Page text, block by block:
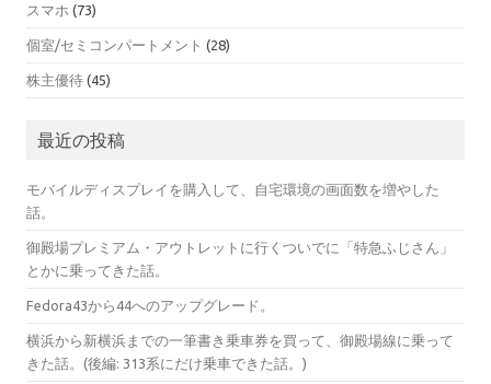
スマホ (73)
個室/セミコンパートメント (28)
株主優待 (45)
最近の投稿
モバイルディスプレイを購入して、自宅環境の画面数を増やした
話。
御殿場プレミアム・アウトレットに行くついでに「特急ふじさん」
とかに乗ってきた話。
Fedora43から44へのアップグレード。
横浜から新横浜までの一筆書き乗車券を買って、御殿場線に乗って
きた話。(後編: 313系にだけ乗車できた話。)